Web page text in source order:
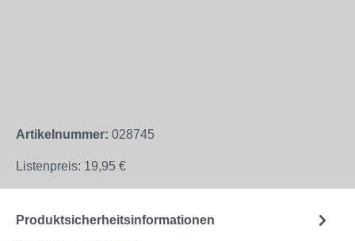
Artikelnummer: 028745
Listenpreis: 19,95 €
Produktsicherheitsinformationen